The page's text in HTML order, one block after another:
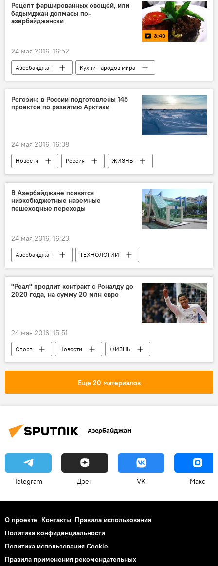
Рецепт фаршированных овощей, или
бадымджан долмасы по-
азербайджански
3:40
24 мая 2016, 16:52
Азербайджан
Кухни народов мира
Новости
МУЛЬТИМЕДИА Видео
Рогозин: в России подготовлены 145
проектов по развитию Арктики
24 мая 2016, 16:38
Новости Россия ЖИЗНЬ
В Азербайджане появятся
низкобюджетные наземные
пешеходные переходы
24 мая 2016, 16:23
Азербайджан
ТЕХНОЛОГИИ
Экономика
Новости
ЖИЗНЬ
Анар Наджафли
Azəravtoyol
Пешеходные переходы
"Реал" продлит контракт с Роналду до
2020 года, на сумму 20 млн евро
24 мая 2016, 15:51
Спорт Новости
ЖИЗНЬ
Криштиану Роналду
Контракт
Еще 20 материалов
Азербайджан
Telegram Дзен VK Макс
О проекте Контакты Правила использования
Политика конфиденциальности
Политика использования Cookie
Правила применения рекомендательных